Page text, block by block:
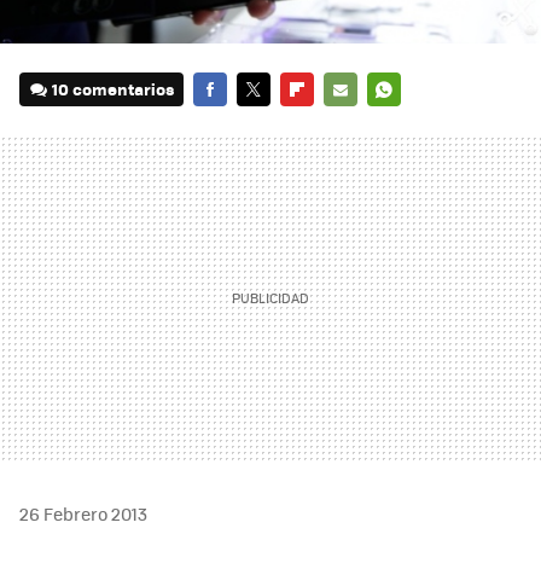
10 comentarios
MAIL
26 Febrero 2013